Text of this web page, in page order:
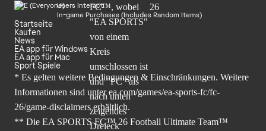
Users Interact
In-game Purchases (Includes Random Items)
Startseite
Kaufen
News
EA app für Windows
EA app für Mac
Sport Spiele
* Es gelten weitere Bedingungen & Einschränkungen. Weitere
Informationen sind unterea.com/games/ea-sports-fc/fc-
26/game-disclaimers erhältlich.
** Die EA SPORTS FC™ 26 Football Ultimate Team™